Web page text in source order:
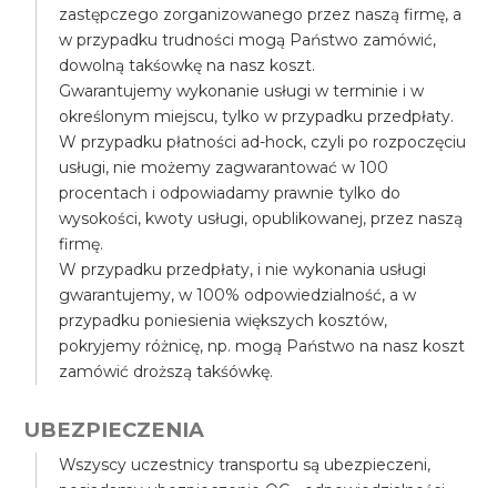
zastępczego zorganizowanego przez naszą firmę, a
w przypadku trudności mogą Państwo zamówić,
dowolną takśowkę na nasz koszt.
Gwarantujemy wykonanie usługi w terminie i w
określonym miejscu, tylko w przypadku przedpłaty.
W przypadku płatności ad-hock, czyli po rozpoczęciu
usługi, nie możemy zagwarantować w 100
procentach i odpowiadamy prawnie tylko do
wysokości, kwoty usługi, opublikowanej, przez naszą
firmę.
W przypadku przedpłaty, i nie wykonania usługi
gwarantujemy, w 100% odpowiedzialność, a w
przypadku poniesienia większych kosztów,
pokryjemy różnicę, np. mogą Państwo na nasz koszt
zamówić droższą takśówkę.
UBEZPIECZENIA
Wszyscy uczestnicy transportu są ubezpieczeni,